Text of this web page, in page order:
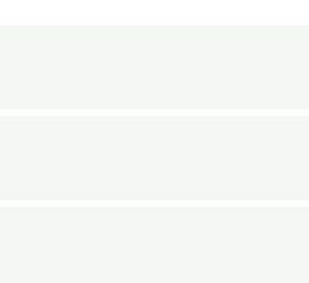
para a lavagem de habitats dos